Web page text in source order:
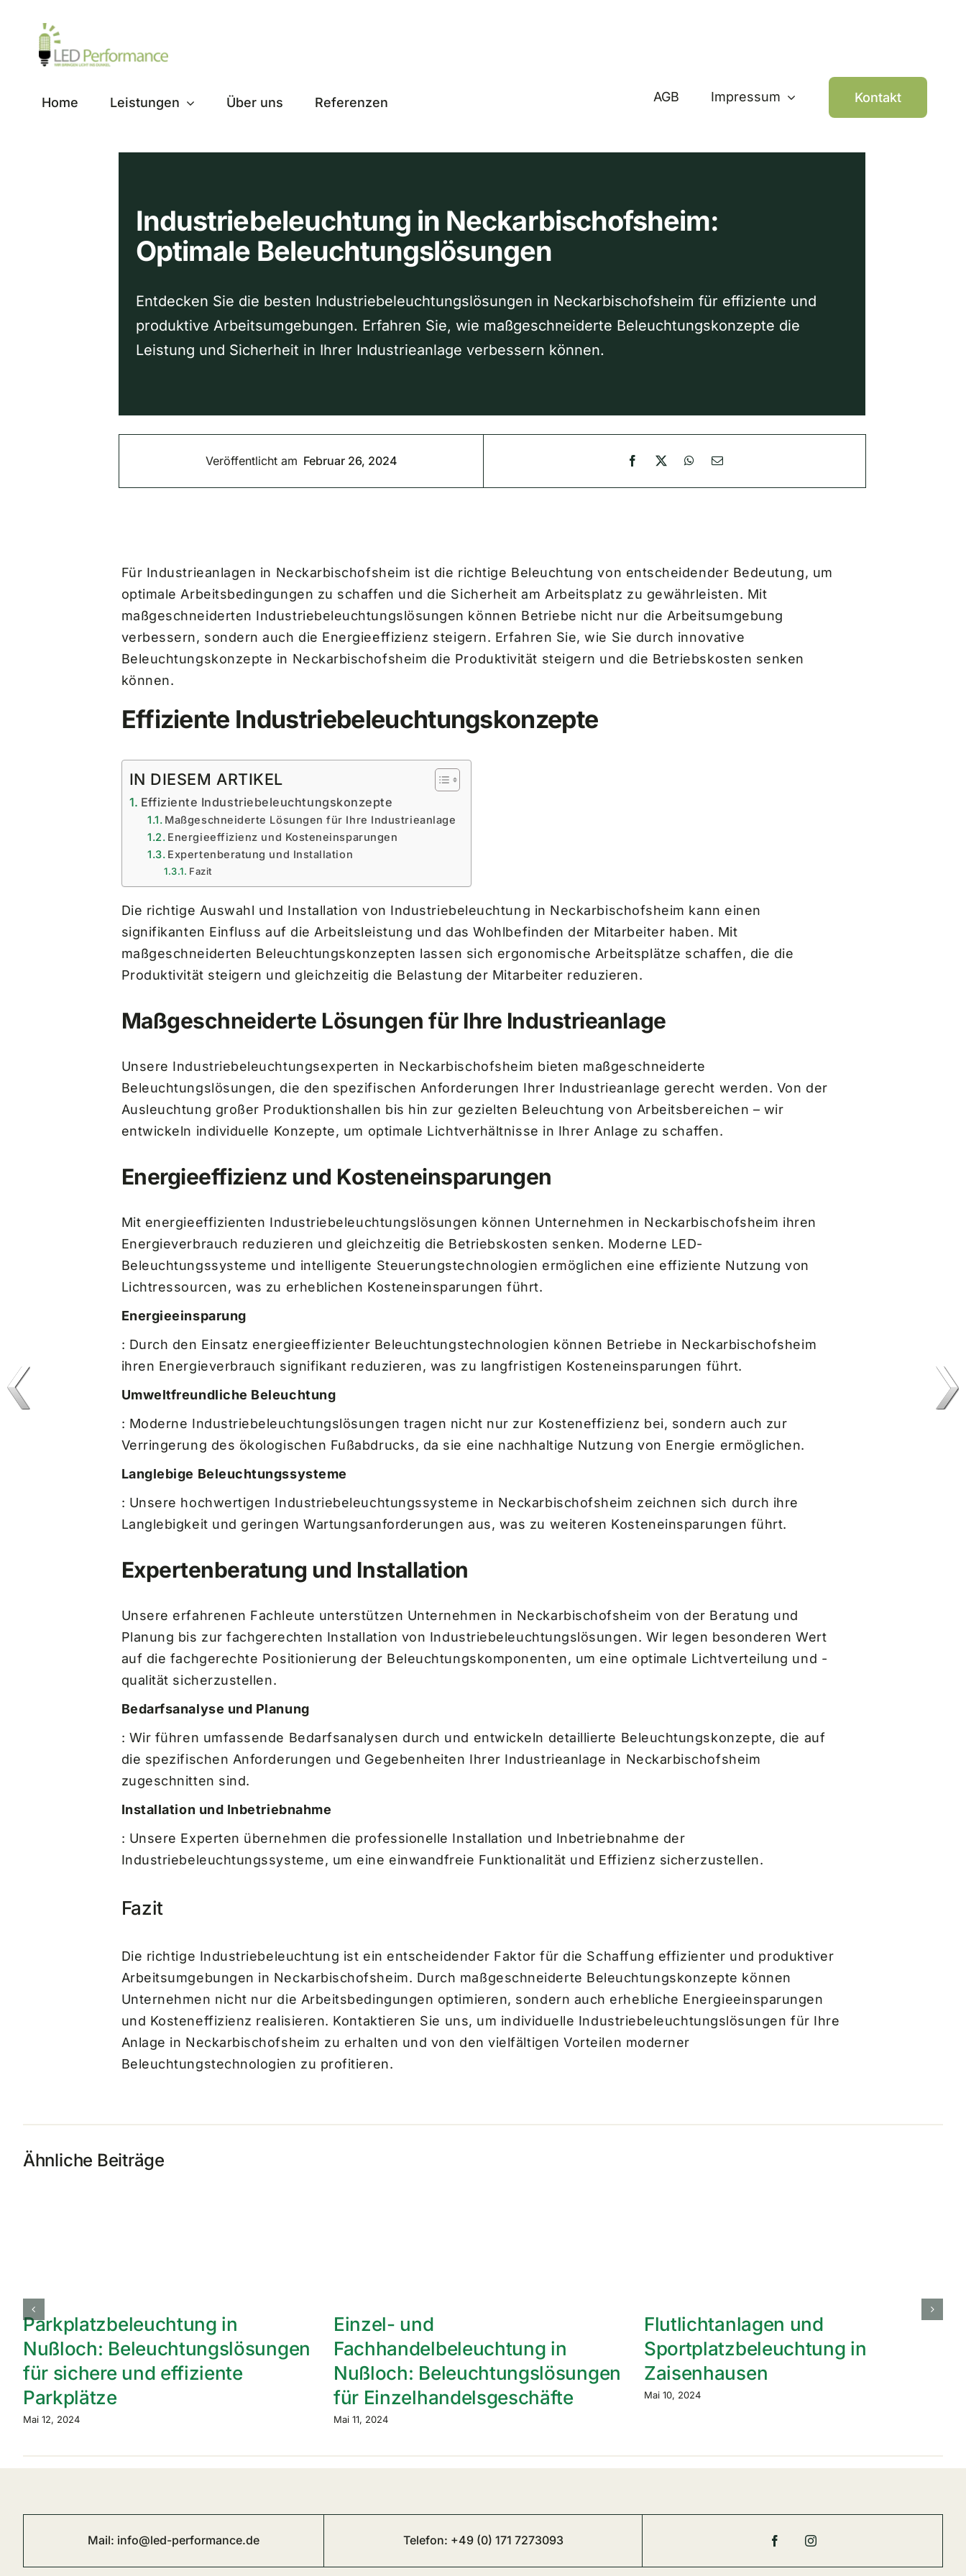
springen
Home Leistungen Über uns Referenzen AGB Impressum Kontakt
Industriebeleuchtung in Neckarbischofsheim:
Optimale Beleuchtungslösungen
Entdecken Sie die besten Industriebeleuchtungslösungen in Neckarbischofsheim für effiziente und
produktive Arbeitsumgebungen. Erfahren Sie, wie maßgeschneiderte Beleuchtungskonzepte die
Leistung und Sicherheit in Ihrer Industrieanlage verbessern können.
Veröffentlicht am Februar 26, 2024
Für Industrieanlagen in Neckarbischofsheim ist die richtige Beleuchtung von entscheidender Bedeutung, um
optimale Arbeitsbedingungen zu schaffen und die Sicherheit am Arbeitsplatz zu gewährleisten. Mit
maßgeschneiderten Industriebeleuchtungslösungen können Betriebe nicht nur die Arbeitsumgebung
verbessern, sondern auch die Energieeffizienz steigern. Erfahren Sie, wie Sie durch innovative
Beleuchtungskonzepte in Neckarbischofsheim die Produktivität steigern und die Betriebskosten senken
können.
Effiziente Industriebeleuchtungskonzepte
IN DIESEM ARTIKEL
Effiziente Industriebeleuchtungskonzepte
Maßgeschneiderte Lösungen für Ihre Industrieanlage
Energieeffizienz und Kosteneinsparungen
Expertenberatung und Installation
Fazit
Die richtige Auswahl und Installation von Industriebeleuchtung in Neckarbischofsheim kann einen
signifikanten Einfluss auf die Arbeitsleistung und das Wohlbefinden der Mitarbeiter haben. Mit
maßgeschneiderten Beleuchtungskonzepten lassen sich ergonomische Arbeitsplätze schaffen, die die
Produktivität steigern und gleichzeitig die Belastung der Mitarbeiter reduzieren.
Maßgeschneiderte Lösungen für Ihre Industrieanlage
Unsere Industriebeleuchtungsexperten in Neckarbischofsheim bieten maßgeschneiderte
Beleuchtungslösungen, die den spezifischen Anforderungen Ihrer Industrieanlage gerecht werden. Von der
Ausleuchtung großer Produktionshallen bis hin zur gezielten Beleuchtung von Arbeitsbereichen – wir
entwickeln individuelle Konzepte, um optimale Lichtverhältnisse in Ihrer Anlage zu schaffen.
Energieeffizienz und Kosteneinsparungen
Mit energieeffizienten Industriebeleuchtungslösungen können Unternehmen in Neckarbischofsheim ihren
Energieverbrauch reduzieren und gleichzeitig die Betriebskosten senken. Moderne LED-
Beleuchtungssysteme und intelligente Steuerungstechnologien ermöglichen eine effiziente Nutzung von
Lichtressourcen, was zu erheblichen Kosteneinsparungen führt.
Energieeinsparung
: Durch den Einsatz energieeffizienter Beleuchtungstechnologien können Betriebe in Neckarbischofsheim
ihren Energieverbrauch signifikant reduzieren, was zu langfristigen Kosteneinsparungen führt.
Umweltfreundliche Beleuchtung
: Moderne Industriebeleuchtungslösungen tragen nicht nur zur Kosteneffizienz bei, sondern auch zur
Verringerung des ökologischen Fußabdrucks, da sie eine nachhaltige Nutzung von Energie ermöglichen.
Langlebige Beleuchtungssysteme
: Unsere hochwertigen Industriebeleuchtungssysteme in Neckarbischofsheim zeichnen sich durch ihre
Langlebigkeit und geringen Wartungsanforderungen aus, was zu weiteren Kosteneinsparungen führt.
Expertenberatung und Installation
Unsere erfahrenen Fachleute unterstützen Unternehmen in Neckarbischofsheim von der Beratung und
Planung bis zur fachgerechten Installation von Industriebeleuchtungslösungen. Wir legen besonderen Wert
auf die fachgerechte Positionierung der Beleuchtungskomponenten, um eine optimale Lichtverteilung und -
qualität sicherzustellen.
Bedarfsanalyse und Planung
: Wir führen umfassende Bedarfsanalysen durch und entwickeln detaillierte Beleuchtungskonzepte, die auf
die spezifischen Anforderungen und Gegebenheiten Ihrer Industrieanlage in Neckarbischofsheim
zugeschnitten sind.
Installation und Inbetriebnahme
: Unsere Experten übernehmen die professionelle Installation und Inbetriebnahme der
Industriebeleuchtungssysteme, um eine einwandfreie Funktionalität und Effizienz sicherzustellen.
Fazit
Die richtige Industriebeleuchtung ist ein entscheidender Faktor für die Schaffung effizienter und produktiver
Arbeitsumgebungen in Neckarbischofsheim. Durch maßgeschneiderte Beleuchtungskonzepte können
Unternehmen nicht nur die Arbeitsbedingungen optimieren, sondern auch erhebliche Energieeinsparungen
und Kosteneffizienz realisieren. Kontaktieren Sie uns, um individuelle Industriebeleuchtungslösungen für Ihre
Anlage in Neckarbischofsheim zu erhalten und von den vielfältigen Vorteilen moderner
Beleuchtungstechnologien zu profitieren.
Ähnliche Beiträge
Parkplatzbeleuchtung in
Nußloch: Beleuchtungslösungen
für sichere und effiziente
Parkplätze
Mai 12, 2024
Einzel- und
Fachhandelbeleuchtung in
Nußloch: Beleuchtungslösungen
für Einzelhandelsgeschäfte
Mai 11, 2024
Flutlichtanlagen und
Sportplatzbeleuchtung in
Zaisenhausen
Mai 10, 2024
Mail: info@led-performance.de Telefon: +49 (0) 171 7273093